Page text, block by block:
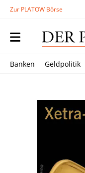
Zur PLATOW Börse
Banken Geldpolitik